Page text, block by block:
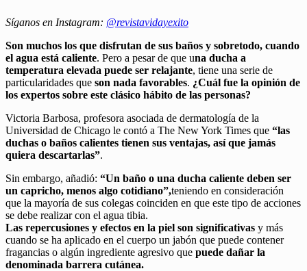
Síganos en Instagram: @revistavidayexito
Son muchos los que disfrutan de sus baños y sobretodo, cuando
el agua está caliente. Pero a pesar de que una ducha a
temperatura elevada puede ser relajante, tiene una serie de
particularidades que son nada favorables. ¿Cuál fue la opinión de
los expertos sobre este clásico hábito de las personas?
Victoria Barbosa, profesora asociada de dermatología de la
Universidad de Chicago le contó a The New York Times que “las
duchas o baños calientes tienen sus ventajas, así que jamás
quiera descartarlas”.
Sin embargo, añadió: “Un baño o una ducha caliente deben ser
un capricho, menos algo cotidiano”,teniendo en consideración
que la mayoría de sus colegas coinciden en que este tipo de acciones
se debe realizar con el agua tibia.
Las repercusiones y efectos en la piel son significativas y más
cuando se ha aplicado en el cuerpo un jabón que puede contener
fragancias o algún ingrediente agresivo que puede dañar la
denominada barrera cutánea.